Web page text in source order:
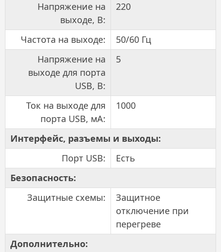
Напряжение на
выходе, В:
220
Частота на выходе:
50/60 Гц
Напряжение на
выходе для порта
USB, В:
5
Ток на выходе для
порта USB, мА:
1000
Интерфейс, разъемы и выходы:
Порт USB:
Есть
Безопасность:
Защитные схемы:
Защитное
отключение при
перегреве
Дополнительно: